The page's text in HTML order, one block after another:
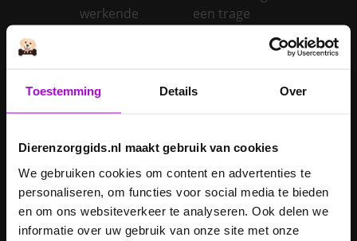
Toestemming Details Over
Dierenzorggids.nl maakt gebruik van cookies
We gebruiken cookies om content en advertenties te
personaliseren, om functies voor social media te bieden
en om ons websiteverkeer te analyseren. Ook delen we
informatie over uw gebruik van onze site met onze
werkende
een trage
Inentingen hond
Is een kerstboom
honden?
Je cavia verzorgen diarree
Je hond wordt
geopereerd – wat
kan je
verwachten?
Je kat naar een
pension brengen